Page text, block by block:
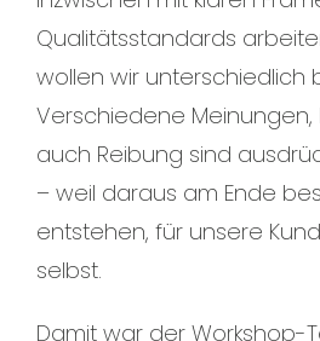
Qualitätsstandards
wollen wir unterschiedlich
Verschiedene Meinungen,
auch Reibung sind
– weil daraus am Ende
entstehen, für unsere
selbst.
Damit war der Workshop-